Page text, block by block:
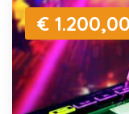
€ 1.200,00